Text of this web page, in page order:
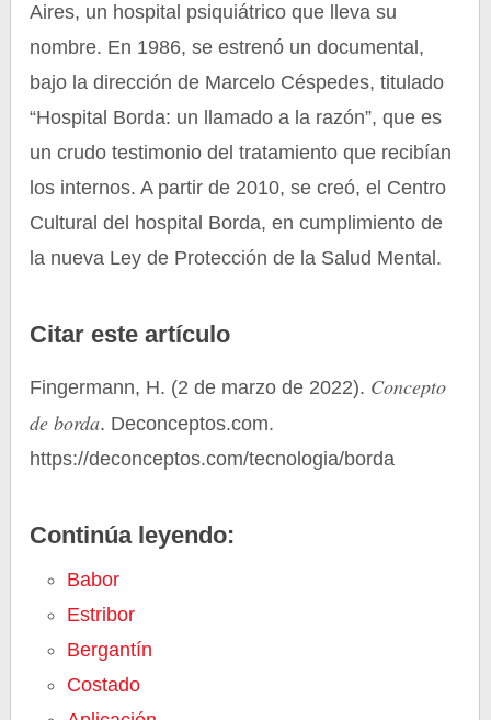
Aires, un hospital psiquiátrico que lleva su
nombre. En 1986, se estrenó un documental,
bajo la dirección de Marcelo Céspedes, titulado
“Hospital Borda: un llamado a la razón”, que es
un crudo testimonio del tratamiento que recibían
los internos. A partir de 2010, se creó, el Centro
Cultural del hospital Borda, en cumplimiento de
la nueva Ley de Protección de la Salud Mental.
Citar este artículo
Fingermann, H. (2 de marzo de 2022). Concepto
de borda. Deconceptos.com.
https://deconceptos.com/tecnologia/borda
Continúa leyendo:
Babor
Estribor
Bergantín
Costado